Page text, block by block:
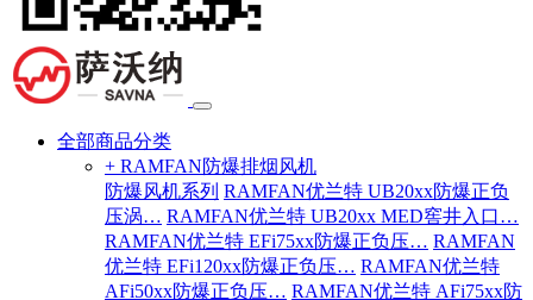
全部商品分类
+ RAMFAN防爆排烟风机
防爆风机系列 RAMFAN优兰特 UB20xx防爆正负
压涡… RAMFAN优兰特 UB20xx MED窖井入口…
RAMFAN优兰特 EFi75xx防爆正负压… RAMFAN
优兰特 EFi120xx防爆正负压… RAMFAN优兰特
AFi50xx防爆正负压… RAMFAN优兰特 AFi75xx防